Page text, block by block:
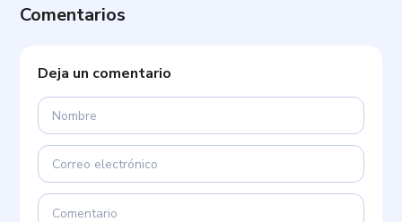
Comentarios
Deja un comentario